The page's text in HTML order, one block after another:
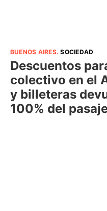
BUENOS AIRES.SOCIEDAD
Descuentos
colectivo en el
y billeteras
100% del